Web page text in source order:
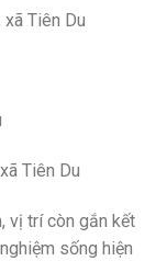
Tiên Du
Tiên Du
vị trí còn gắn kết
sống hiện